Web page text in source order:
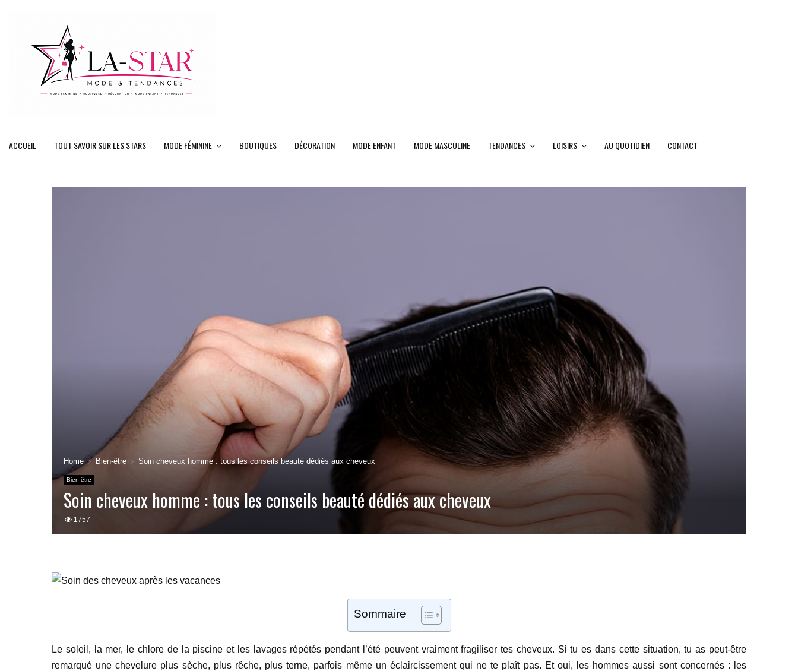
ACCUEIL TOUT SAVOIR SUR LES STARS MODE FÉMININE BOUTIQUES DÉCORATION MODE ENFANT MODE MASCULINE TENDANCES LOISIRS AU QUOTIDIEN CONTACT
Home Bien-être Soin cheveux homme : tous les conseils beauté dédiés aux cheveux
Bien-être
Soin cheveux homme : tous les conseils beauté dédiés aux cheveux
1757
Sommaire
Le soleil, la mer, le chlore de la piscine et les lavages répétés pendant l’été peuvent vraiment fragiliser tes cheveux. Si tu es dans cette situation, tu as peut-être
remarqué une chevelure plus sèche, plus rêche, plus terne, parfois même un éclaircissement qui ne te plaît pas. Et oui, les hommes aussi sont concernés : les